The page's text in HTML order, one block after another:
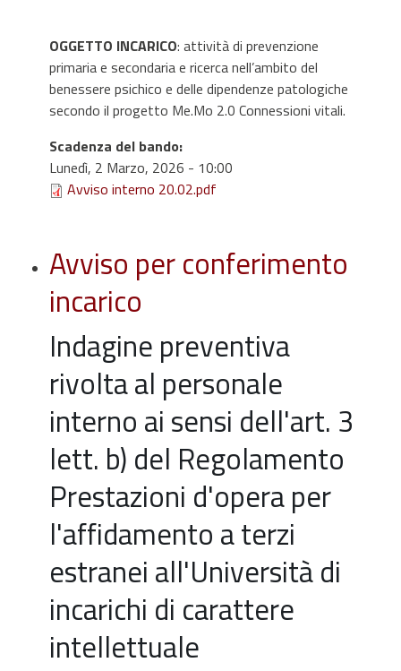
OGGETTO INCARICO: attività di prevenzione
primaria e secondaria e ricerca nell’ambito del
benessere psichico e delle dipendenze patologiche
secondo il progetto Me.Mo 2.0 Connessioni vitali.
Scadenza del bando:
Lunedì, 2 Marzo, 2026 - 10:00
Avviso interno 20.02.pdf
Avviso per conferimento
incarico
Indagine preventiva
rivolta al personale
interno ai sensi dell'art. 3
lett. b) del Regolamento
Prestazioni d'opera per
l'affidamento a terzi
estranei all'Università di
incarichi di carattere
intellettuale